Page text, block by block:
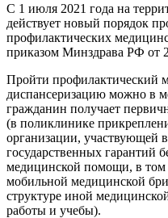
С 1 июля 2021 года на
действует новый порядок
профилактических
приказом Минздрава РФ от
Пройти профилактический
диспансеризацию можно в
гражданин получает
(в поликлинике
организации, участвующей
государственных гарантий
медицинской помощи, в том
мобильной медицинской
структуре иной
работы и учебы).